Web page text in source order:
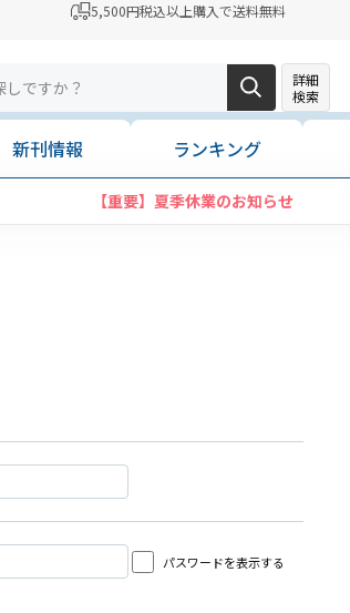
5,500円税込以上購入で送料無料
詳細
検索
新刊情報 ランキング
【重要】夏季休業のお知らせ
パスワードを表示する